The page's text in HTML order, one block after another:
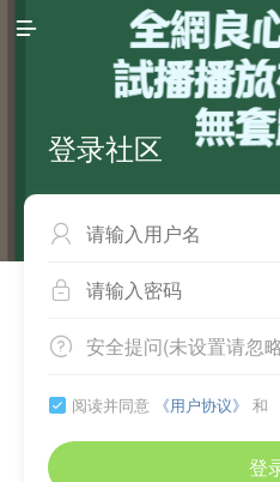

登录社区


 安全提问(未设置请忽
 阅读并同意 《用户协议》 和
登